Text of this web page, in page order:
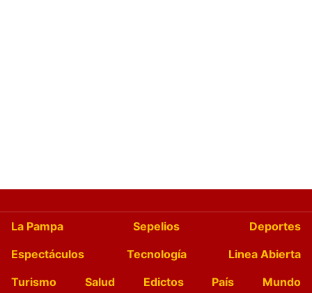
La Pampa Sepelios
Deportes
Espectáculos
Tecnología
Linea Abierta
Turismo
Salud Edictos País
Mundo